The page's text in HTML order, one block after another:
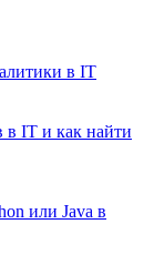
в IT
в IT и как найти
или Java в